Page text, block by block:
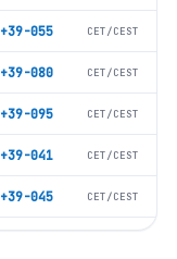
+39-055 CET/CEST
+39-080 CET/CEST
+39-095 CET/CEST
+39-041 CET/CEST
+39-045 CET/CEST